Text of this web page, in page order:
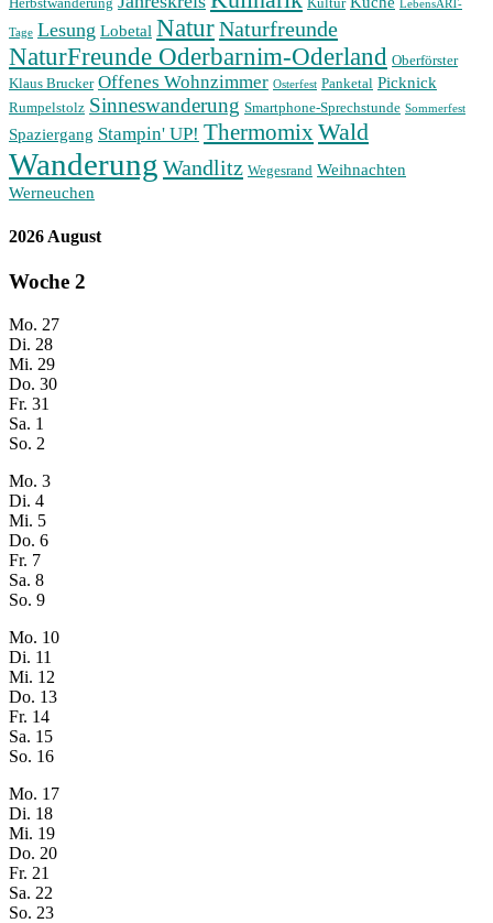
LebensART-
Tage Lesung Lobetal NaturNaturfreunde
NaturFreunde Oderbarnim-Oderland Oberförster
Klaus Brucker Offenes Wohnzimmer Osterfest Panketal Picknick
Rumpelstolz Sinneswanderung Smartphone-Sprechstunde Sommerfest
Spaziergang Stampin' UP! ThermomixWald
Wanderung Wandlitz Wegesrand Weihnachten
Werneuchen
2026 August
Woche 2
Mo. 27
Di. 28
Mi. 29
Do. 30
Fr. 31
Sa. 1
So. 2
Mo. 3
Di. 4
Mi. 5
Do. 6
Fr. 7
Sa. 8
So. 9
Mo. 10
Di. 11
Mi. 12
Do. 13
Fr. 14
Sa. 15
So. 16
Mo. 17
Di. 18
Mi. 19
Do. 20
Fr. 21
Sa. 22
So. 23